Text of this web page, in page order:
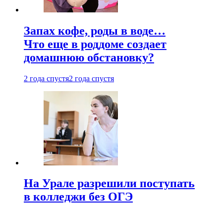
Запах кофе, роды в воде…
Что еще в роддоме создает
домашнюю обстановку?
2 года спустя2 года спустя
На Урале разрешили поступать
в колледжи без ОГЭ